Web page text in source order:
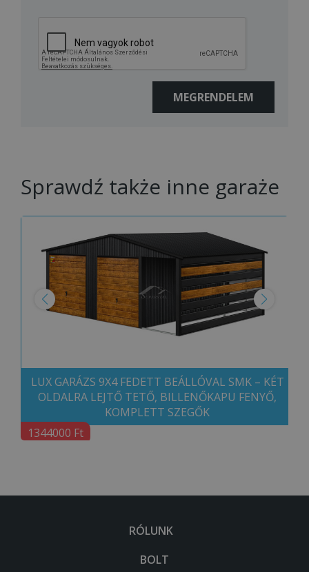
Sprawdź także inne garaże
LUX GARÁZS 9X4 FEDETT BEÁLLÓVAL SMK – KÉT
OLDALRA LEJTŐ TETŐ, BILLENŐKAPU FENYŐ,
KOMPLETT SZEGŐK
1344000 Ft
RÓLUNK
BOLT